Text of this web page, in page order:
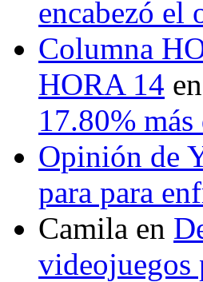
encabezó el
Columna
HORA 14 en
17.80%
Opinión de
para para
Camila en
videojuegos